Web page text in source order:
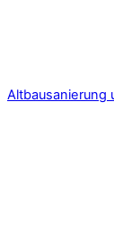
Altbausanierung